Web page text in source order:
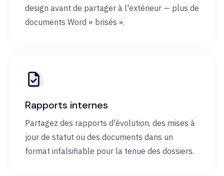
design avant de partager à l'extérieur — plus de
documents Word « brisés ».
Rapports internes
Partagez des rapports d'évolution, des mises à
jour de statut ou des documents dans un
format infalsifiable pour la tenue des dossiers.